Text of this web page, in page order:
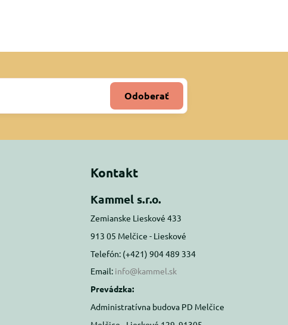
Odoberať
Kontakt
Kammel s.r.o.
Zemianske Lieskové 433
913 05 Melčice - Lieskové
Telefón: (+421) 904 489 334
Email: info@kammel.sk
Prevádzka:
Administratívna budova PD Melčice